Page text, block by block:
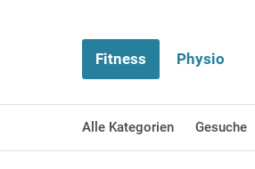
Fitness Physio
Alle Kategorien Gesuche